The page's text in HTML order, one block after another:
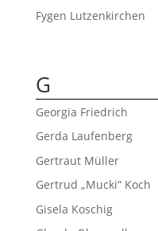
Fygen Lutzenkirchen
G
Georgia Friedrich
Gerda Laufenberg
Gertraut Müller
Gertrud „Mucki“ Koch
Gisela Koschig